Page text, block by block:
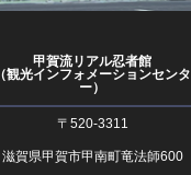
甲賀流リアル忍者館
（観光インフォメーションセンタ
ー）
〒520-3311
滋賀県甲賀市甲南町竜法師600